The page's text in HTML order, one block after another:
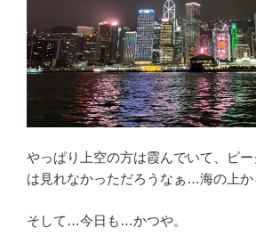
やっぱり上空の方は霞んでいて、ピ
は見れなかっただろうなぁ…海の上か
そして…今日も…かつや。